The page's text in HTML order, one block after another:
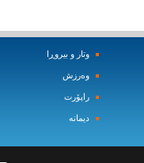
وتار و بیروڕا
وه‌رزش‌
راپۆرت
دیمانه‌